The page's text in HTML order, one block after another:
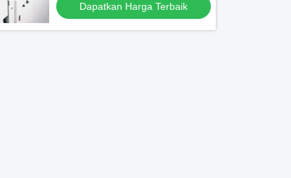
Dapatkan Harga Terbaik